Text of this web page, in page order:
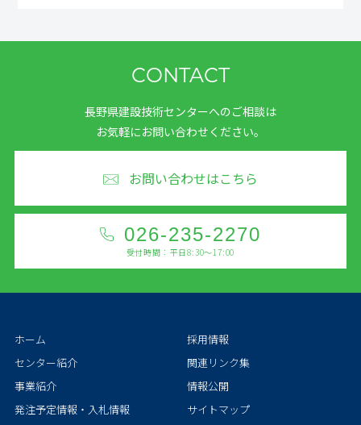
CONTACT
長野県建設技術センターへのご相談は
お気軽にお問い合わせください。
お問い合わせはこちら
026-235-2270
受付時間：平日8:30～17:00
ホーム
センター紹介
事業紹介
発注予定情報・入札情報
採用情報
関連リンク集
情報公開
サイトマップ